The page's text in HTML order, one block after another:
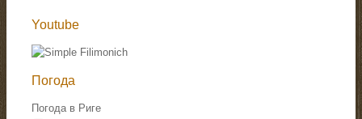
Youtube
Погода
Погода в Риге